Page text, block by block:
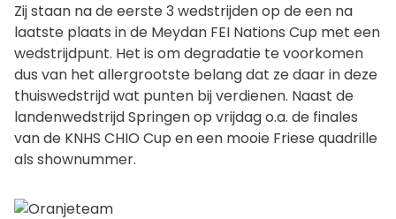
Zij staan na de eerste 3 wedstrijden op de een na
laatste plaats in de Meydan FEI Nations Cup met een
wedstrijdpunt. Het is om degradatie te voorkomen
dus van het allergrootste belang dat ze daar in deze
thuiswedstrijd wat punten bij verdienen. Naast de
landenwedstrijd Springen op vrijdag o.a. de finales
van de KNHS CHIO Cup en een mooie Friese quadrille
als shownummer.